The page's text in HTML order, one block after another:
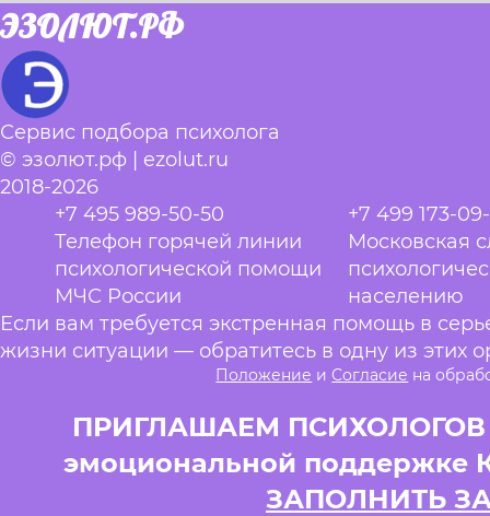
ЭЗОЛЮТ.РФ
Сервис подбора психолога
© эзолют.рф | ezolut.ru
2018-2026
+7 495 989-50-50
Телефон горячей линии
психологической помощи
МЧС России
+7 499 173-
Московская
населению
Если вам требуется экстренная помощь в
жизни ситуации — обратитесь в одну из этих
Положение и Согласие на
ПРИГЛАШАЕМ ПСИХОЛОГОВ
эмоциональной поддержке
ЗАПОЛНИТЬ